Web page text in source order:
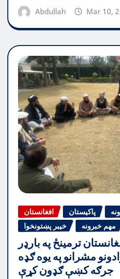
Abdullah Mar 10,
افغانستان پاکیستان
خیبر پښتونخوا
مهم خبرونه
ترمینځ په بارډر
مشرانو په یوه ګډه
جرګه کښې ګډون کړې